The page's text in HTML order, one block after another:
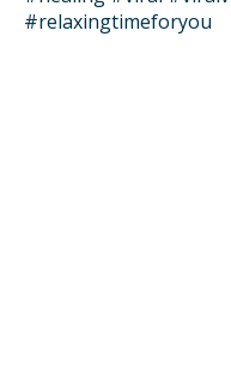
#relaxingtimeforyou